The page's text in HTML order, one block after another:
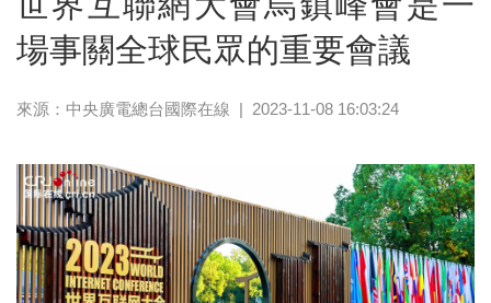
場事關全球民眾的重要會議
來源：中央廣電總台國際在線 | 2023-11-08 16:03:24